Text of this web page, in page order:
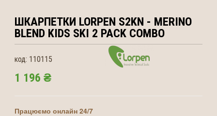
ШКАРПЕТКИ LORPEN S2KN - MERINO
BLEND KIDS SKI 2 PACK COMBO
код: 110115
1 196 ₴
Працюємо онлайн 24/7